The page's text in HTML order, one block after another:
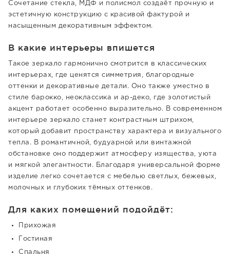
Сочетание стекла, МДФ и полисмол создаёт прочную и
эстетичную конструкцию с красивой фактурой и
насыщенным декоративным эффектом.
В какие интерьеры впишется
Такое зеркало гармонично смотрится в классических
интерьерах, где ценятся симметрия, благородные
оттенки и декоративные детали. Оно также уместно в
стиле барокко, неоклассика и ар-деко, где золотистый
акцент работает особенно выразительно. В современном
интерьере зеркало станет контрастным штрихом,
который добавит пространству характера и визуального
тепла. В романтичной, будуарной или винтажной
обстановке оно поддержит атмосферу изящества, уюта
и мягкой элегантности. Благодаря универсальной форме
изделие легко сочетается с мебелью светлых, бежевых,
молочных и глубоких тёмных оттенков.
Для каких помещений подойдёт:
Прихожая
Гостиная
Спальня